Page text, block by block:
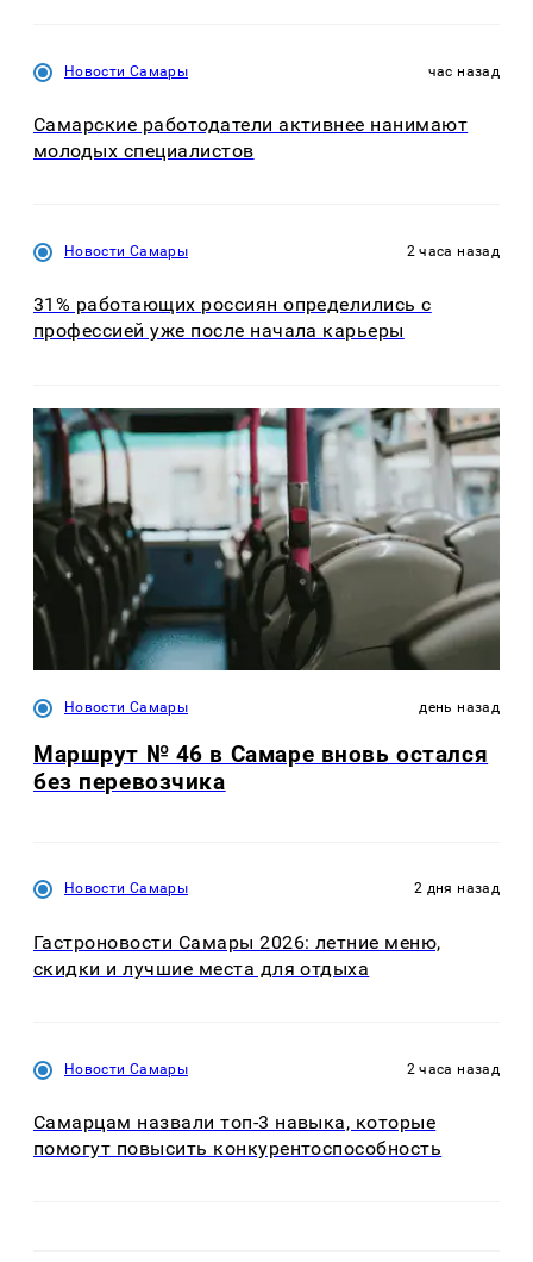
Новости Самары час назад
Самарские работодатели активнее нанимают
молодых специалистов
Новости Самары 2 часа назад
31% работающих россиян определились с
профессией уже после начала карьеры
Новости Самары день назад
Маршрут № 46 в Самаре вновь остался
без перевозчика
Новости Самары 2 дня назад
Гастроновости Самары 2026: летние меню,
скидки и лучшие места для отдыха
Новости Самары 2 часа назад
Самарцам назвали топ-3 навыка, которые
помогут повысить конкурентоспособность